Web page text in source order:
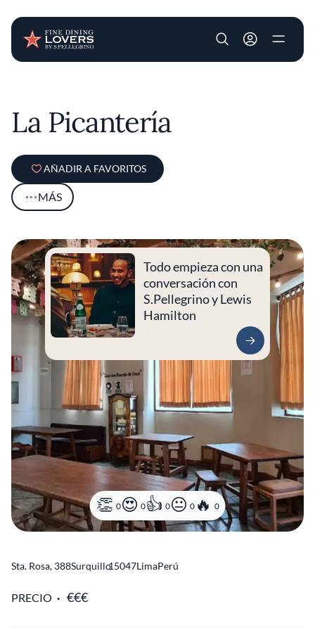
User account
La Picantería
AÑADIR A FAVORITOS
MÁS
0 0 0 0 0
Todo empieza con una
conversación con
S.Pellegrino y Lewis
Hamilton
Sta. Rosa, 388Surquillo15047LimaPerú
PRECIO